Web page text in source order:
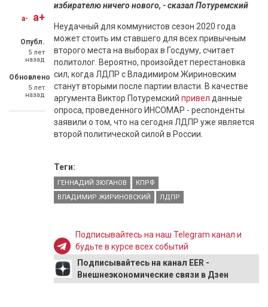
a- a+
Опубл.
5 лет
назад
Обновлено
5 лет
назад
избирателю ничего нового, - сказал Потуремский
Неудачный для коммунистов сезон 2020 года
может стоить им ставшего для всех привычным
второго места на выборах в Госдуму, считает
политолог. Вероятно, произойдет перестановка
сил, когда ЛДПР с Владимиром Жириновским
станут вторыми после партии власти. В качестве
аргумента Виктор Потуремский привел данные
опроса, проведенного ИНСОМАР - респонденты
заявили о том, что на сегодня ЛДПР уже является
второй политической силой в России.
Теги:
ГЕННАДИЙ ЗЮГАНОВ
КПРФ
ВЛАДИМИР ЖИРИНОВСКИЙ
ЛДПР
Подписывайтесь на наш Telegram канал и
будьте в курсе всех событий
Подписывайтесь на канал EER -
Внешнеэкономические связи в Дзен